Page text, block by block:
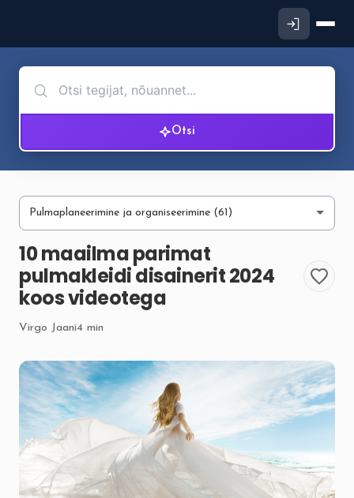
Otsi
10 maailma parimat
pulmakleidi disainerit 2024
koos videotega
Virgo Jaani4 min